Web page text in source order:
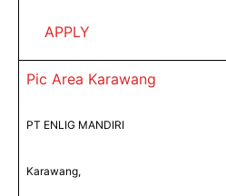
APPLY
Pic Area Karawang
PT ENLIG MANDIRI
Karawang,